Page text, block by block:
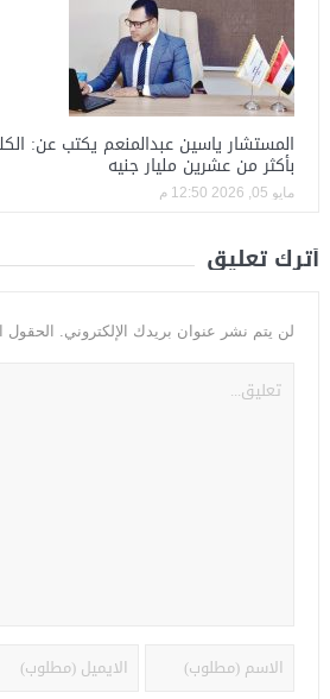
المستشار ياسين عبدالمنعم يكتب عن:
بأكثر من عشرين مليار جنيه
مايو 05, 2026 12:50 م
أترك تعليق
لن يتم نشر عنوان بريدك الإلكتروني. الحقول